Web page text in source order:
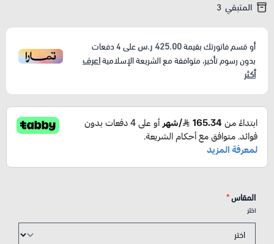
المتبقي 3
أو قسم فاتورتك بقيمة425.00 ر.س على4دفعات
بدون رسوم تأخير، متوافقة مع الشريعة الإسلاميةاعرف
أكثر
المقاس*
اختر